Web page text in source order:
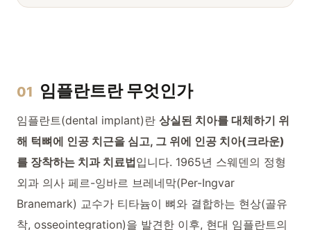
01 임플란트란 무엇인가
임플란트(dental implant)란 상실된 치아를 대체하기 위
해 턱뼈에 인공 치근을 심고, 그 위에 인공 치아(크라운)
를 장착하는 치과 치료법입니다. 1965년 스웨덴의 정형
외과 의사 페르-잉바르 브레네막(Per-Ingvar
Branemark) 교수가 티타늄이 뼈와 결합하는 현상(골유
착, osseointegration)을 발견한 이후, 현대 임플란트의